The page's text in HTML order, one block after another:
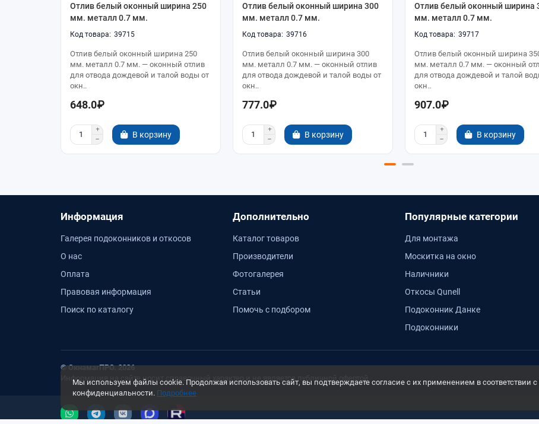
Отлив белый оконный ширина 250
мм. металл 0.7 мм.
39715
Отлив белый оконный ширина 250
мм. металл 0.7 мм. — оконный отлив
для отвода дождевой и талой воды от
окн..
648.0₽
В корзину
Отлив белый оконный ширина 300
мм. металл 0.7 мм.
39716
Отлив белый оконный ширина 300
мм. металл 0.7 мм. — оконный отлив
для отвода дождевой и талой воды от
окн..
777.0₽
В корзину
Отлив белый оконный ширина
мм. металл 0.7 мм.
39717
Отлив белый оконный ширина
мм. металл 0.7 мм. — оконный
для отвода дождевой и талой
окн..
907.0₽
В корзину
Мы используем файлы cookie. Продолжая использовать сайт, вы подтверждаете согласие с их применением в соответствии
конфиденциальности. Подробнее
Информация
Галерея подоконников и откосов
О нас
Оплата
Правовая информация
Поиск по каталогу
Дополнительно
Каталог товаров
Производители
Фотогалерея
Статьи
Помочь с подбором
Популярные категории
Для монтажа
Москитка на окно
Наличники
Откосы Qunell
Подоконник Данке
Подоконники
© ОкнамагПРО. 2026
Информация на сайте носит справочный характер и не является публичной офертой.